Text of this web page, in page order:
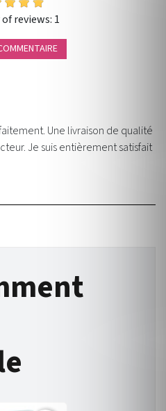
reviews: 1
Une livraison de qualité
Je suis entièrement satisfait